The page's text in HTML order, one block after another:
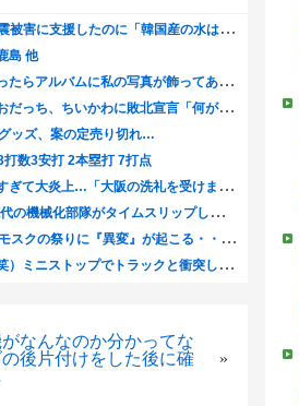
なんなのか分かってな
後片付けをした後に確
»